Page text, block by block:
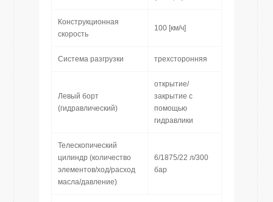
Конструкционная
скорость
100 [км/ч]
Система разгрузки трехсторонняя
Левый борт
(гидравлический)
открытие/
закрытие с
помощью
гидравлики
Телескопический
цилиндр (количество
элементов/ход/расход
масла/давление)
6/1875/22 л/300
бар